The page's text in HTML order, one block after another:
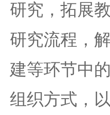
研究，拓展
研究流程，
建等环节中
组织方式，